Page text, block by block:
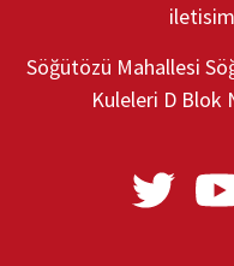
Söğütözü Mahallesi
Kuleleri D Blok